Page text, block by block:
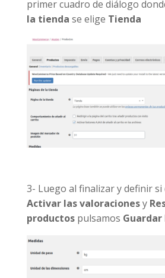
primer cuadro de diálogo
la tienda se elige Tienda
3- Luego al finalizar y definir si
Activar las valoracionesy
productospulsamos Guardar